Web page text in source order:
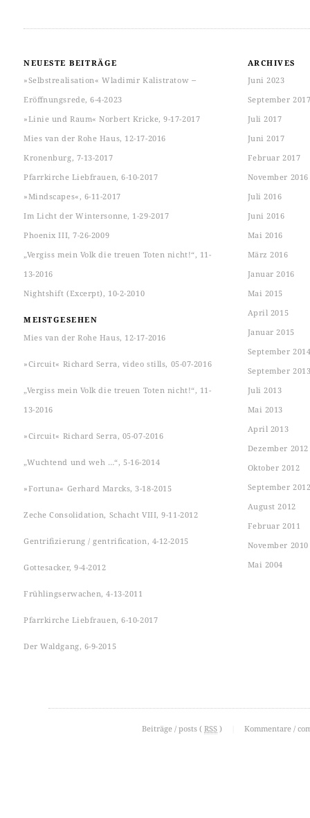
NEUESTE BEITRÄGE
»Selbstrealisation« Wladimir Kalistratow ‒
Eröffnungsrede, 6-4-2023
»Linie und Raum« Norbert Kricke, 9-17-2017
Mies van der Rohe Haus, 12-17-2016
Kronenburg, 7-13-2017
Pfarrkirche Liebfrauen, 6-10-2017
»Mindscapes«, 6-11-2017
Im Licht der Wintersonne, 1-29-2017
Phoenix III, 7-26-2009
„Vergiss mein Volk die treuen Toten nicht!“, 11-
13-2016
Nightshift (Excerpt), 10-2-2010
MEISTGESEHEN
Mies van der Rohe Haus, 12-17-2016
»Circuit« Richard Serra, video stills, 05-07-2016
„Vergiss mein Volk die treuen Toten nicht!“, 11-
13-2016
»Circuit« Richard Serra, 05-07-2016
„Wuchtend und weh …“, 5-16-2014
»Fortuna« Gerhard Marcks, 3-18-2015
Zeche Consolidation, Schacht VIII, 9-11-2012
Gentrifizierung / gentrification, 4-12-2015
Gottesacker, 9-4-2012
Frühlingserwachen, 4-13-2011
Pfarrkirche Liebfrauen, 6-10-2017
Der Waldgang, 6-9-2015
ARCHIVES
Juni 2023
September
Juli 2017
Juni 2017
Februar 2017
November 2016
Juli 2016
Juni 2016
Mai 2016
März 2016
Januar 2016
Mai 2015
April 2015
Januar 2015
September
September
Juli 2013
Mai 2013
April 2013
Dezember 2012
Oktober 2012
September
August 2012
Februar 2011
November 2010
Mai 2004
Beiträge / posts ( RSS ) Kommentare /